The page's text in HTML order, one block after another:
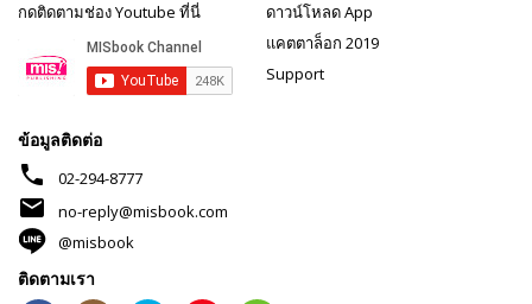
กดติดตามช่อง Youtube ที่นี่
ดาวน์โหลด App
แคตตาล็อก 2019
Support
ข้อมูลติดต่อ
phone 02-294-8777
mail
no-reply@misbook.com
@misbook
ติดตามเรา